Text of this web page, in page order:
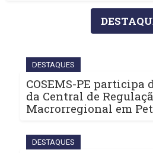
DESTAQUES
COSEMS-PE participa
da Central de
Macrorregional em
DESTAQUES